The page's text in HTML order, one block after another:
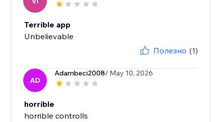
Terrible app
Unbelievable
Полезно (1)
AD
Adambeci2008/ May 10, 2026
horrible
horrible controlls